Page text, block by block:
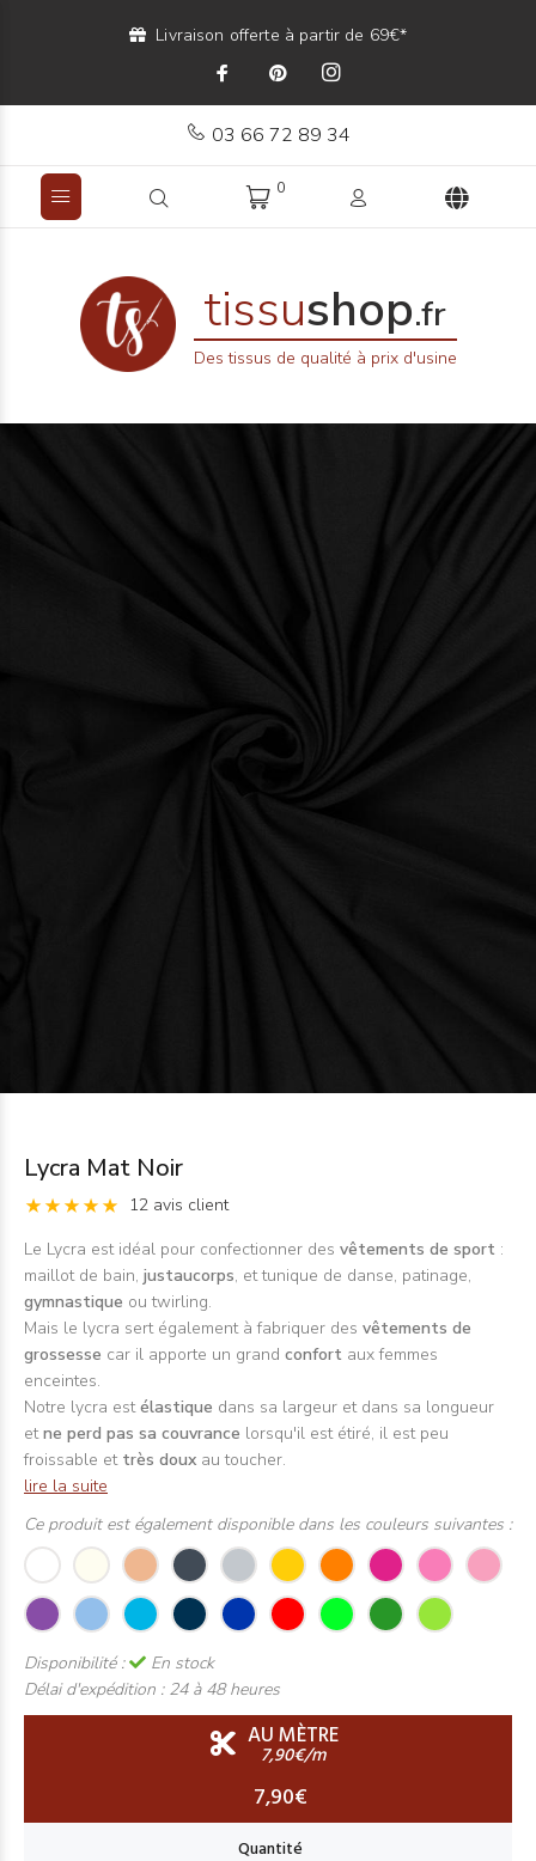
Livraison offerte à partir de 69€*
03 66 72 89 34
0
tissushop.fr
Des tissus de qualité à prix d'usine
Lycra Mat Noir
12 avis client
Le Lycra est idéal pour confectionner des vêtements de sport :
maillot de bain, justaucorps, et tunique de danse, patinage,
gymnastique ou twirling.
Mais le lycra sert également à fabriquer des vêtements de
grossesse car il apporte un grand confort aux femmes
enceintes.
Notre lycra estélastique dans sa largeur et dans sa longueur
etne perd pas sa couvrance lorsqu'il est étiré, il est peu
froissable et très doux au toucher.
lire la suite
Ce produit est également disponible dans les couleurs suivantes :
Disponibilité :
En stock
Délai d'expédition : 24 à 48 heures
AU MÈTRE
7,90€/m
7,90€